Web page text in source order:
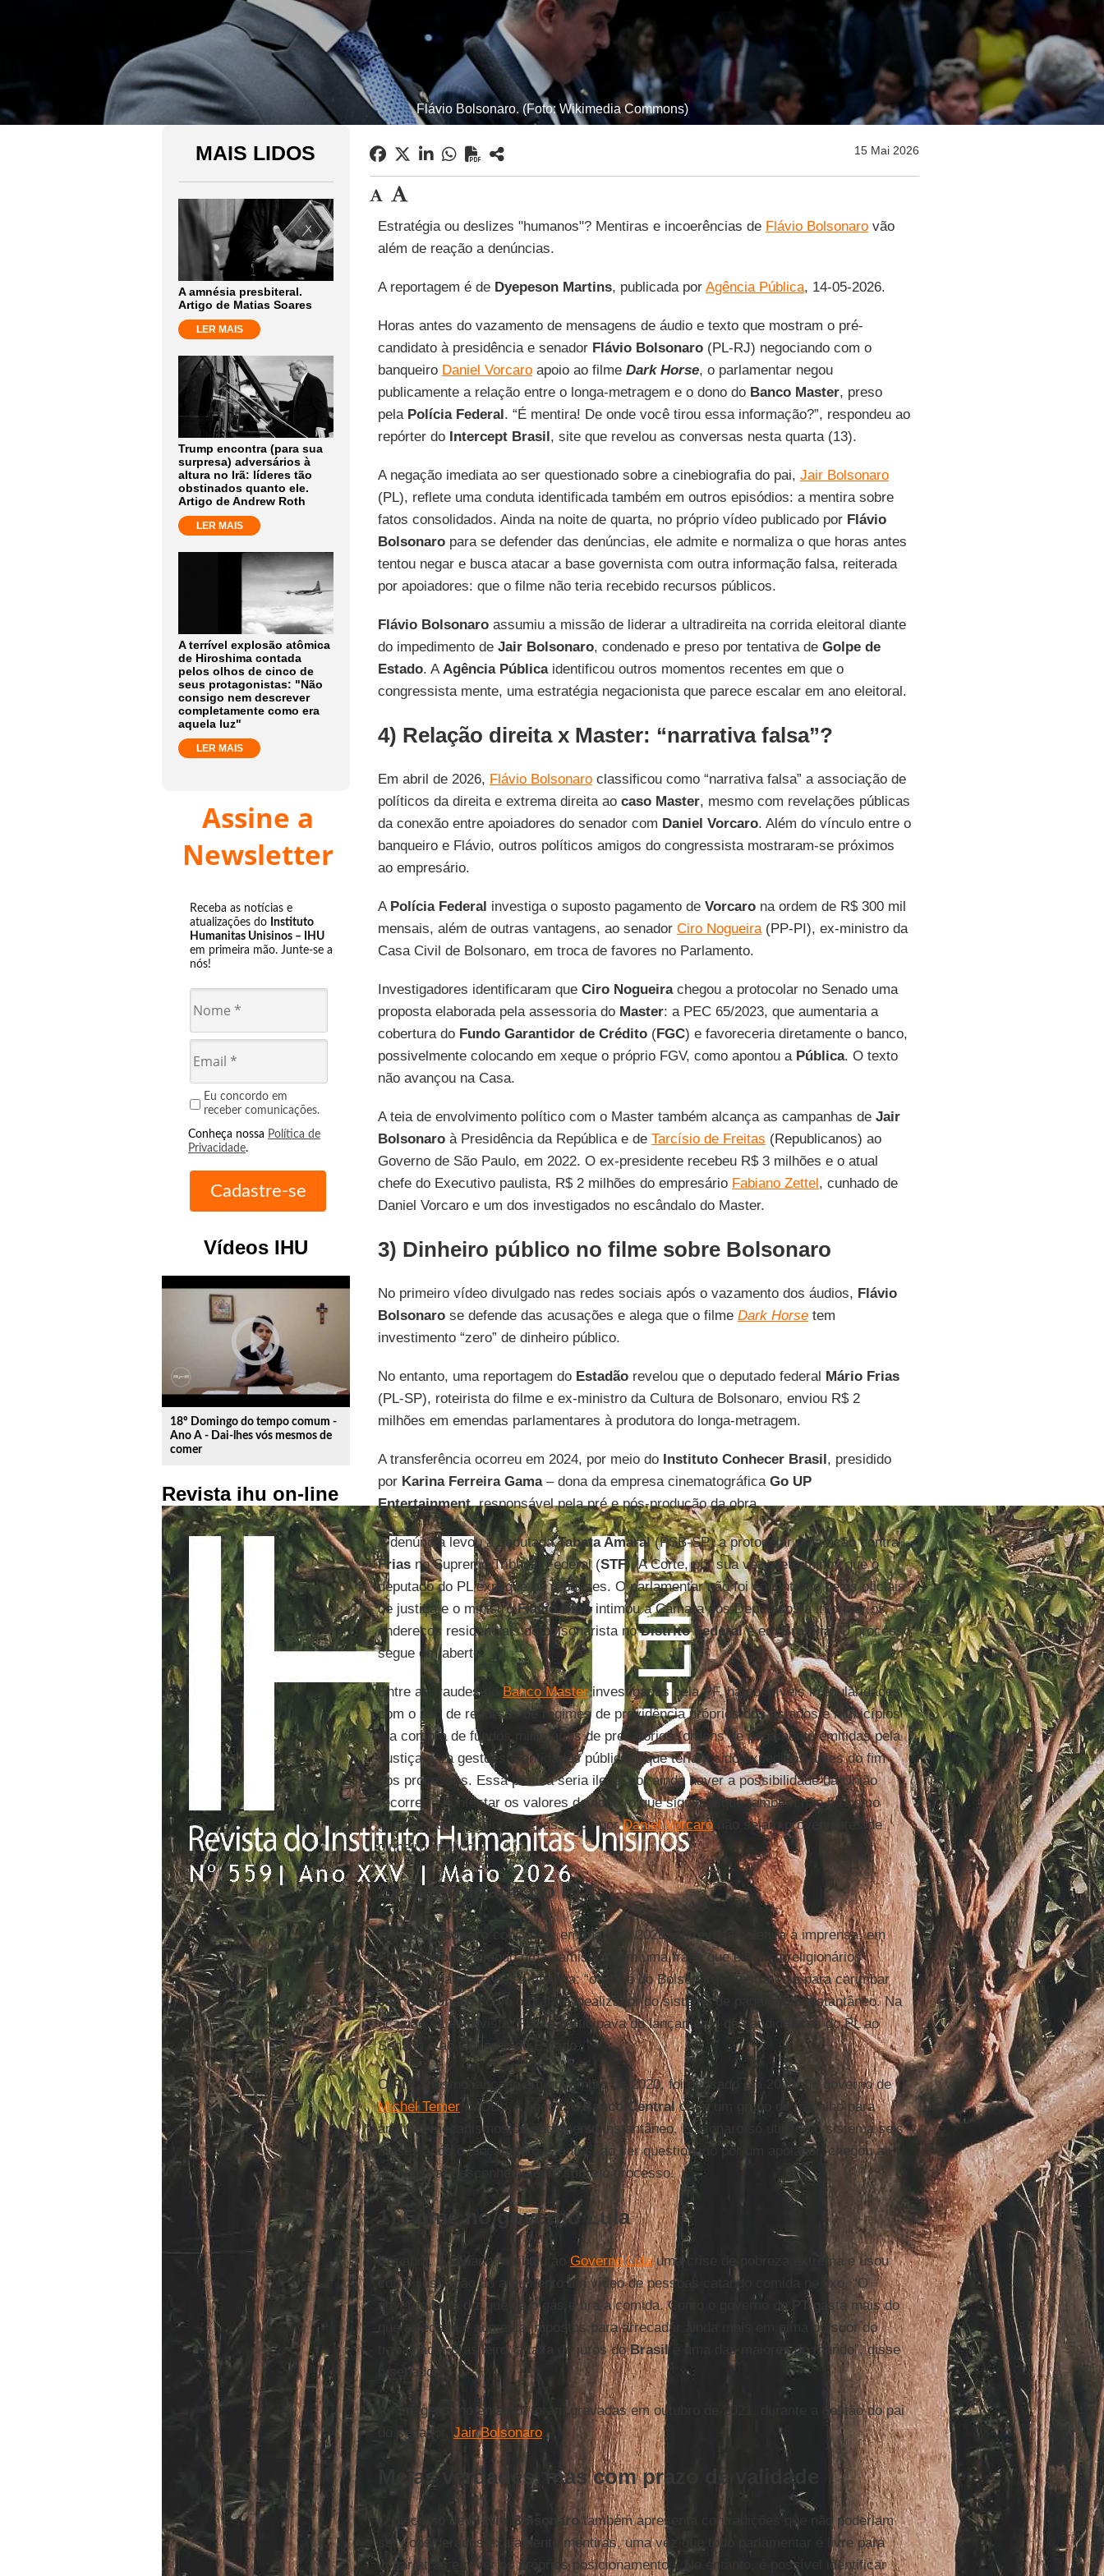
Flávio Bolsonaro. (Foto: Wikimedia Commons)
MAIS LIDOS
A amnésia presbiteral.
Artigo de Matias Soares
LER MAIS
Trump encontra (para sua
surpresa) adversários à
altura no Irã: líderes tão
obstinados quanto ele.
Artigo de Andrew Roth
LER MAIS
A terrível explosão atômica
de Hiroshima contada
pelos olhos de cinco de
seus protagonistas: "Não
consigo nem descrever
completamente como era
aquela luz"
LER MAIS
Assine a
Newsletter
Receba as notícias e
atualizações do Instituto
Humanitas Unisinos – IHU
em primeira mão. Junte-se a
nós!
Eu concordo em
receber comunicações.
Conheça nossa Política de
Privacidade.
Vídeos IHU
play_circle_outline
18º Domingo do tempo comum -
Ano A - Dai-lhes vós mesmos de
comer
Revista ihu on-line
15 Mai 2026
Estratégia ou deslizes "humanos"? Mentiras e incoerências de Flávio Bolsonarovão
além de reação a denúncias.
A reportagem é de Dyepeson Martins, publicada por Agência Pública, 14-05-2026.
Horas antes do vazamento de mensagens de áudio e texto que mostram o pré-
candidato à presidência e senador Flávio Bolsonaro(PL-RJ) negociando com o
banqueiro Daniel Vorcaroapoio ao filme Dark Horse, o parlamentar negou
publicamente a relação entre o longa-metragem e o dono do Banco Master, preso
pela Polícia Federal. “É mentira! De onde você tirou essa informação?”, respondeu ao
repórter do Intercept Brasil, site que revelou as conversas nesta quarta (13).
A negação imediata ao ser questionado sobre a cinebiografia do pai, Jair Bolsonaro
(PL), reflete uma conduta identificada também em outros episódios: a mentira sobre
fatos consolidados. Ainda na noite de quarta, no próprio vídeo publicado por Flávio
Bolsonaropara se defender das denúncias, ele admite e normaliza o que horas antes
tentou negar e busca atacar a base governista com outra informação falsa, reiterada
por apoiadores: que o filme não teria recebido recursos públicos.
Flávio Bolsonaroassumiu a missão de liderar a ultradireita na corrida eleitoral diante
do impedimento de Jair Bolsonaro, condenado e preso por tentativa de Golpe de
Estado. AAgência Públicaidentificou outros momentos recentes em que o
congressista mente, uma estratégia negacionista que parece escalar em ano eleitoral.
4) Relação direita x Master: “narrativa falsa”?
Em abril de 2026, Flávio Bolsonaroclassificou como “narrativa falsa” a associação de
políticos da direita e extrema direita ao caso Master, mesmo com revelações públicas
da conexão entre apoiadores do senador com Daniel Vorcaro. Além do vínculo entre o
banqueiro e Flávio, outros políticos amigos do congressista mostraram-se próximos
ao empresário.
A Polícia Federal investiga o suposto pagamento de Vorcarona ordem de R$ 300 mil
mensais, além de outras vantagens, ao senador Ciro Nogueira(PP-PI), ex-ministro da
Casa Civil de Bolsonaro, em troca de favores no Parlamento.
Investigadores identificaram que Ciro Nogueirachegou a protocolar no Senado uma
proposta elaborada pela assessoria do Master: a PEC 65/2023, que aumentaria a
cobertura doFundo Garantidor de Crédito(FGC) e favoreceria diretamente o banco,
possivelmente colocando em xeque o próprio FGV, como apontou a Pública. O texto
não avançou na Casa.
A teia de envolvimento político com o Master também alcança as campanhas de Jair
Bolsonaroà Presidência da República e de Tarcísio de Freitas (Republicanos) ao
Governo de São Paulo, em 2022. O ex-presidente recebeu R$ 3 milhões e o atual
chefe do Executivo paulista, R$ 2 milhões do empresário Fabiano Zettel, cunhado de
Daniel Vorcaro e um dos investigados no escândalo do Master.
3) Dinheiro público no filme sobre Bolsonaro
No primeiro vídeo divulgado nas redes sociais após o vazamento dos áudios, Flávio
Bolsonarose defende das acusações e alega que o filme Dark Horsetem
investimento “zero” de dinheiro público.
No entanto, uma reportagem do Estadãorevelou que o deputado federal Mário Frias
(PL-SP), roteirista do filme e ex-ministro da Cultura de Bolsonaro, enviou R$ 2
milhões em emendas parlamentares à produtora do longa-metragem.
A transferência ocorreu em 2024, por meio doInstituto Conhecer Brasil, presidido
por Karina Ferreira Gama– dona da empresa cinematográficaGo UP
Entertainment, responsável pela pré e pós-produção da obra.
A denúncia levou a deputadaTabata Amaral(PSB-SP) a protocolar uma ação contra
Friasno Supremo Tribunal Federal (STF). A Corte, por sua vez, determinou que o
deputado do PL explique os repasses. O parlamentar não foi encontrado pelos oficiais
de justiça e o ministroFlávio Dinointimou a Câmara dos Deputados a informar os
endereços residenciais do bolsonarista noDistrito Federale emBrasília. O processo
segue em aberto.
Entre as fraudes doBanco Masterinvestigadas pela PF, há possíveis irregularidades
com o uso de recursos de regimes de previdência próprios dos estados e municípios
e a compra de fundos milionários de precatórios (ordens de pagamento emitidas pela
Justiça para gestões e entidades públicas) que teriam sido expedidos antes do fim
dos processos. Essa prática seria ilegal por ainda haver a possibilidade da União
recorrer e contestar os valores devidos, o que significa que também não há como
garantir que os valores repassados porDaniel Vorcaronão sejam provenientes de
dinheiro público.
2) Paternidade do PIX
Flávio Bolsonaro
concedeu, em maio de 2026, entrevista coletiva à imprensa, em
Florianópolis, usando uma camiseta com uma frase que ele e correligionários
tornaram bandeira de campanha: “o PIX é do Bolsonaro” – estratégia para carimbar
Jair Bolsonarocomo o grande idealizador do sistema de pagamento instantâneo. Na
ocasião da entrevista, Flávio participava do lançamento de candidaturas do PL ao
Senado e ao Governo do Estado.
OPIX
, mesmo lançado em novembro de 2020, foi pensado em 2018, no governo de
Michel Temer(MDB). À época, oBanco Centralcriou um grupo de trabalho para
analisar mecanismos de pagamento instantâneo. Bolsonaro só utilizou o sistema seis
meses após o lançamento e, antes, ao ser questionado por um apoiador, chegou a
demonstrar desconhecimento sobre o processo.
1) Fome no governo Lula
Em abril, o senador atribuiu ao Governo Lulauma crise de pobreza extrema e usou
como ilustração do argumento um vídeo de pessoas catando comida no lixo. “O
governoLula diz que dá o gás e tira a comida. Como o governo doPTgasta mais do
que arrecada e aumenta impostos para arrecadar ainda mais em cima do suor do
trabalhador brasileiro, a taxa de juros doBrasilé uma das maiores do mundo”, disse
o senador.
As imagens, no entanto, foram gravadas em outubro de 2021, durante a gestão do pai
do senador, Jair Bolsonaro.
Meias verdades, mas com prazo de validade
O discurso deFlávio Bolsonarotambém apresenta contradições que não poderiam
ser consideradas exatamente mentiras, uma vez que todo parlamentar é livre para
voltar atrás e rever os próprios posicionamentos. No entanto, é possível identificar